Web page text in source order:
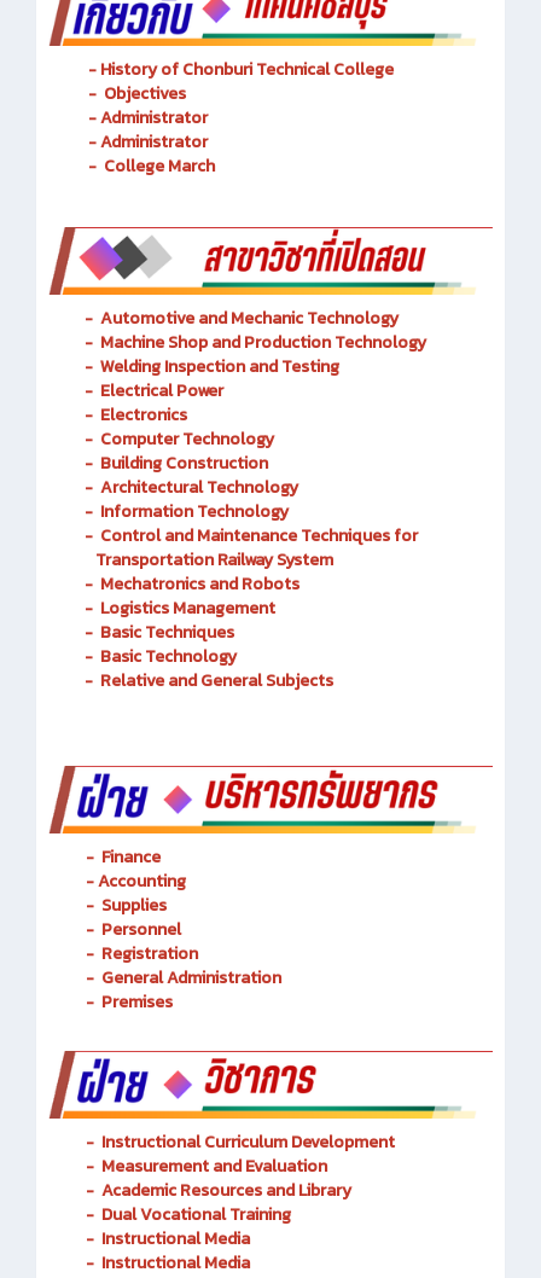
- History of Chonburi Technical College
- Objectives
- Administrator
- Administrator
- College March
- Automotive and MechanicTechnology
- Machine Shop and Production Technology
- Welding Inspection and Testing
- Electrical Power
- Electronics
- Computer Technology
- Building Construction
- Architectural Technology
- Information Technology
- Control and Maintenance Techniques for
Transportation Railway System
- Mechatronics and Robots
- Logistics Management
- Basic Techniques
- Basic Technology
- Relative and General Subjects
- Finance
-Accounting
- Supplies
- Personnel
- Registration
- General Administration
- Premises
- Instructional Curriculum Development
- Measurement and Evaluation
- Academic Resources and Library
- Dual Vocational Training
- Instructional Media
- Instructional Media